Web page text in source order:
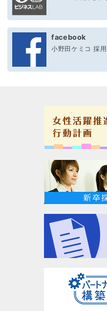
facebook
小野田ケミコ 採